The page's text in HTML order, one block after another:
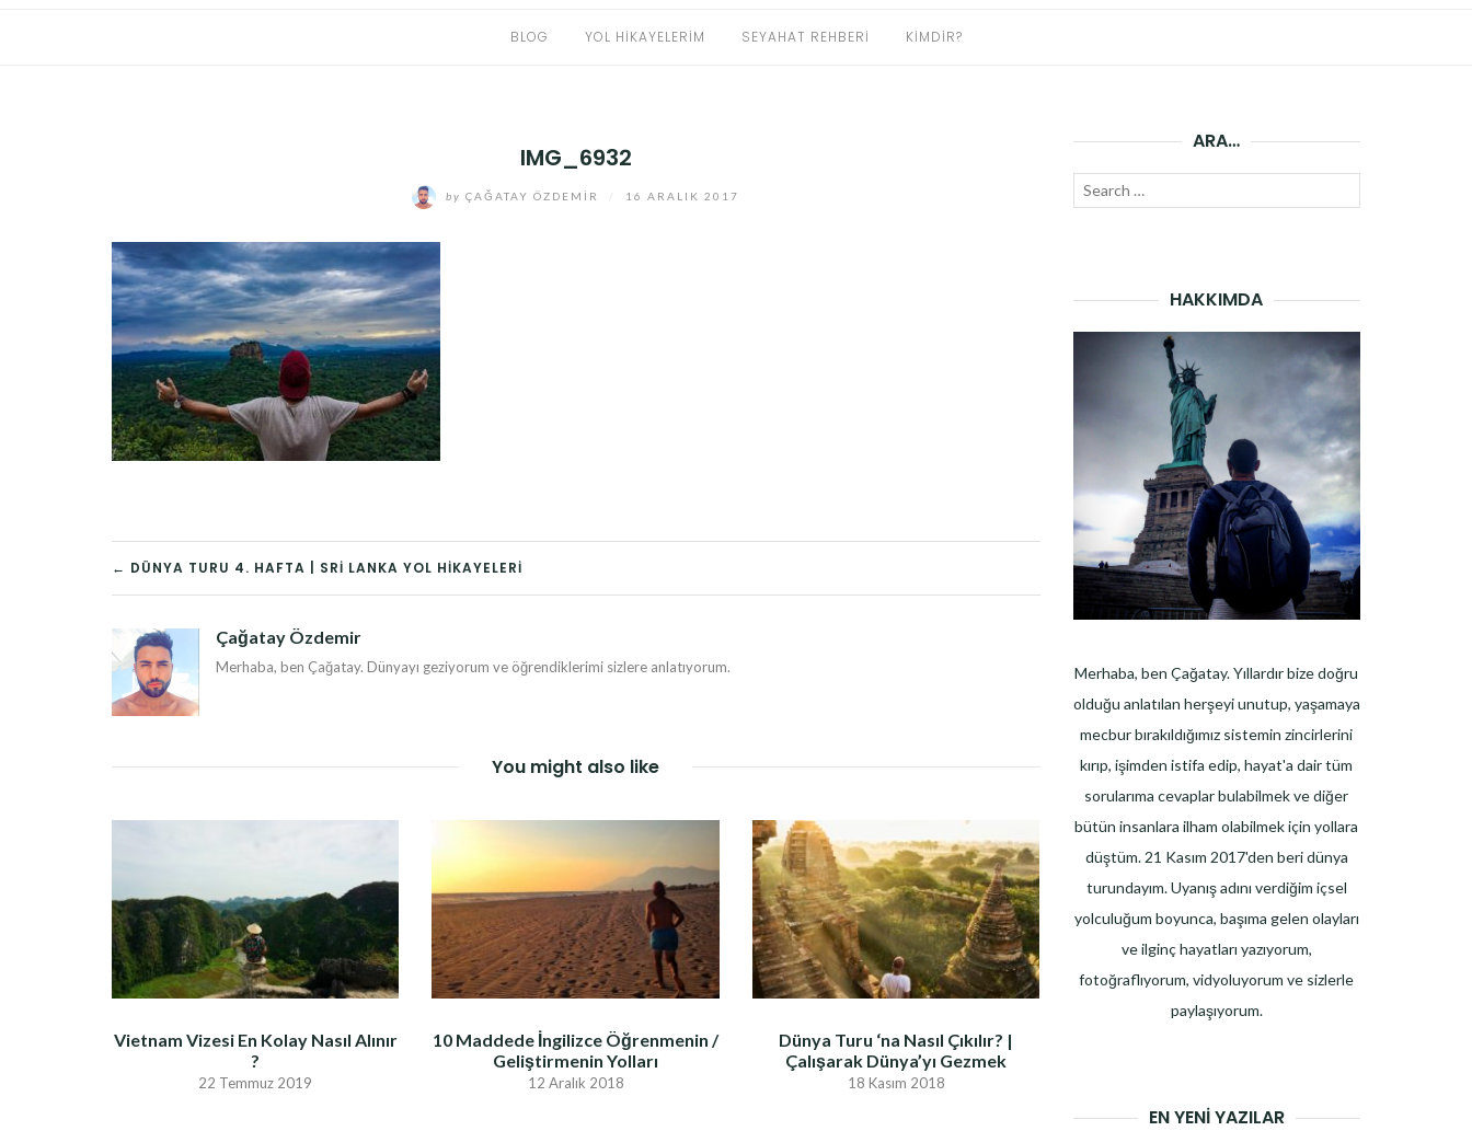
BLOG YOL HIKAYELERIM SEYAHAT REHBERI KIMDIR?
IMG_6932
by ÇAĞATAY ÖZDEMIR 16 ARALIK 2017
YAZI
DOLAŞIMI
← DÜNYA TURU 4. HAFTA | SRI LANKA YOL HIKAYELERI
Çağatay Özdemir
Merhaba, ben Çağatay. Dünyayı geziyorum ve öğrendiklerimi sizlere anlatıyorum.
You might also like
Vietnam Vizesi En Kolay Nasıl Alınır
?
22 Temmuz 2019
10 Maddede İngilizce Öğrenmenin /
Geliştirmenin Yolları
12 Aralık 2018
Dünya Turu ‘na Nasıl Çıkılır? |
Çalışarak Dünya’yı Gezmek
18 Kasım 2018
ARA…
Search
HAKKIMDA
Merhaba, ben Çağatay. Yıllardır bize doğru
olduğu anlatılan herşeyi unutup, yaşamaya
mecbur bırakıldığımız sistemin zincirlerini
kırıp, işimden istifa edip, hayat'a dair tüm
sorularıma cevaplar bulabilmek ve diğer
bütün insanlara ilham olabilmek için yollara
düştüm. 21 Kasım 2017'den beri dünya
turundayım. Uyanış adını verdiğim içsel
yolculuğum boyunca, başıma gelen olayları
ve ilginç hayatları yazıyorum,
fotoğraflıyorum, vidyoluyorum ve sizlerle
paylaşıyorum.
EN YENI YAZILAR